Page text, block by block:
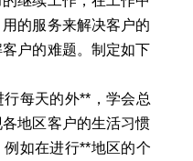
的服务来解决客户的
户的难题。制定如下
每天的外**，学会总
地区客户的生活习惯
如在进行**地区的个